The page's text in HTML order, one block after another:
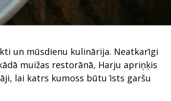
un mūsdienu kulinārija. Neatkarīgi
muižas restorānā, Harju apriņķis
lai katrs kumoss būtu īsts garšu